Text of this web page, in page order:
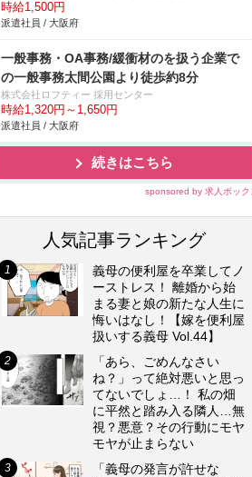
時給1,500円
派遣社員 / 大阪府
一般事務・OA事務/緩衝材のを扱う企業で
の一般事務太間公園より徒歩約8分
株式会社ロフティー 採用センター
時給1,320円～1,650円
派遣社員 / 大阪府
続きはこちら
sponsored by 求人ボック
人気記事ランキング
義母の便利屋を卒業してノ
ーストレス！ 離婚から始
まる妻と娘の新たな人生に
悔いはなし！【嫁を便利屋
扱いする義母 Vol.44】
「あら、ごめんなさい
ね？」って絶対悪いと思っ
てないでしょ…！ 私の畑
に平然と踏み入る隣人…無
視？悪意？その行動にモヤ
モヤが止まらない
「義母の発言が許せな